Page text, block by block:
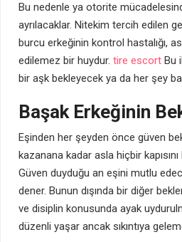
Bu nedenle ya otorite
ayrılacaklar. Nitekim tercih edilen
burcu erkeğinin kontrol hastalığı,
edilemez bir huydur. tire escort Bu
bir aşk bekleyecek ya da her şey
Başak Erkeğinin
Eşinden her şeyden önce güven
kazanana kadar asla hiçbir kapısını
Güven duyduğu an eşini mutlu
dener. Bunun dışında bir diğer
ve disiplin konusunda ayak
düzenli yaşar ancak sıkıntıya